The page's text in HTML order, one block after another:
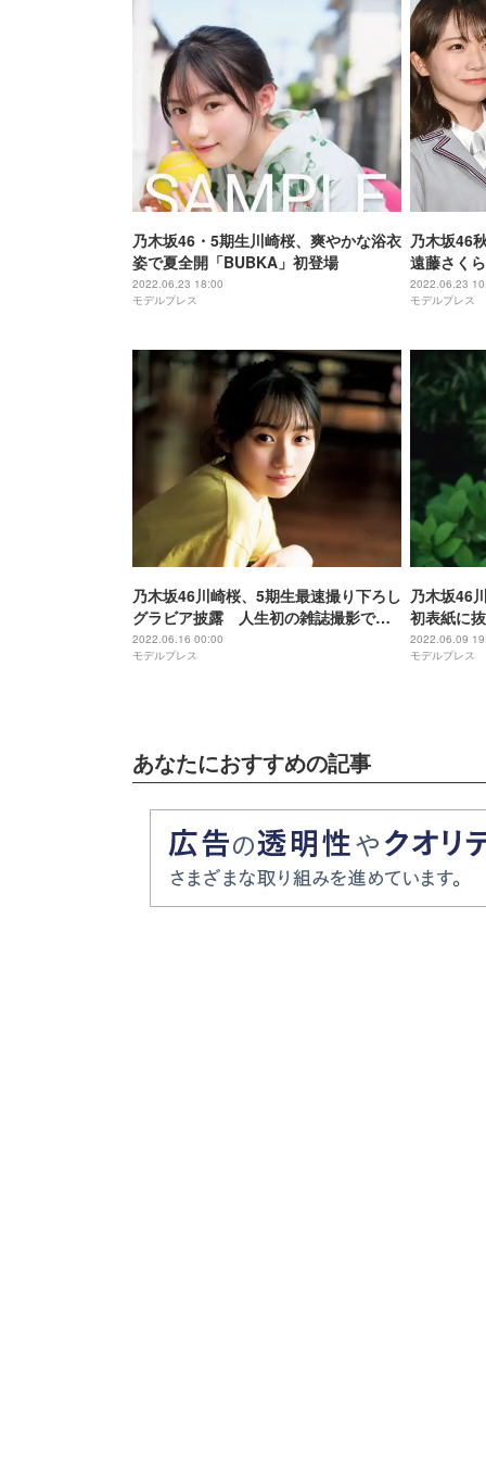
乃木坂46・5期生川崎桜、爽やかな浴衣
姿で夏全開「BUBKA」初登場
2022.06.23 18:00
モデルプレス
乃木坂46
遠藤さく
2022.06.23
モデルプレス
乃木坂46川崎桜、5期生最速撮り下ろし
グラビア披露 人生初の雑誌撮影で初
表紙
2022.06.16 00:00
モデルプレス
乃木坂46
初表紙に
美しさで
2022.06.09
モデルプレス
あなたにおすすめの記事